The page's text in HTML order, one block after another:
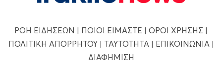
ΡΟΗ ΕΙΔΗΣΕΩΝ | ΠΟΙΟΙ ΕΙΜΑΣΤΕ | ΟΡΟΙ ΧΡΗΣΗΣ |
ΠΟΛΙΤΙΚΗ ΑΠΟΡΡΗΤΟΥ| ΤΑΥΤΟΤΗΤΑ | ΕΠΙΚΟΙΝΩΝΙΑ |
ΔΙΑΦΗΜΙΣΗ